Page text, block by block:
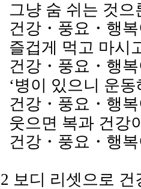
그냥 숨 쉬는 것으
건강 ・ 풍요 ・ 행
즐겁게 먹고 마시
건강 ・ 풍요 ・ 행
‘병이 있으니 운
건강 ・ 풍요 ・ 행
웃으면 복과 건강
건강 ・ 풍요 ・ 행
2 보디 리셋으로